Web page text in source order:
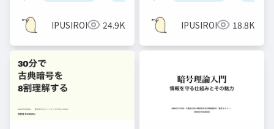
IPUSIRON 24.9K IPUSIRON 18.8K